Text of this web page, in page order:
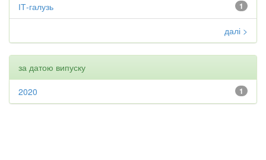
1
ІТ-галузь
далі >
за датою випуску
1
2020